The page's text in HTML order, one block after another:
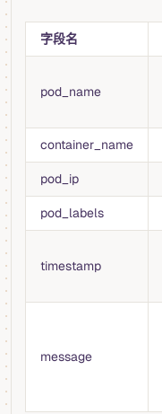
字段名
pod_name
container_name
pod_ip
pod_labels
timestamp
message